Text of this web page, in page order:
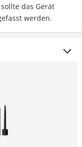
das Gerät
werden.